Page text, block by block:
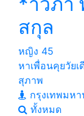
สกุล
หญิง 45
หาเพื่อนคุยวัยเ
สุภาพ
กรุงเทพมห
ทั้งหมด